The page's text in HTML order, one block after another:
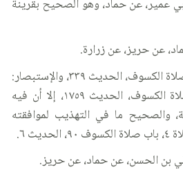
عمير، عن حماد، وهو الصحيح بقرينة
عن حريز، عن زرارة.
التهذيب: الجزء ٣، باب صلاة الكسوف، الحديث ٣٣٩، والإستبصار:
الجزء ١، باب من فاتته صلاة الكسوف، الحديث ١٧٥٩، إلا أن فيه
والصحيح ما في التهذيب لموافقته
بن الحسن، عن حماد، عن حريز.